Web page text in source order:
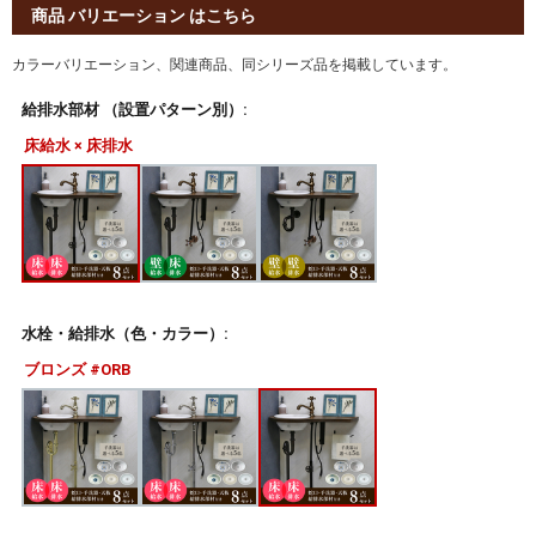
商品 バリエーション はこちら
カラーバリエーション、関連商品、同シリーズ品を掲載しています。
給排水部材 （設置パターン別）:
床給水 × 床排水
水栓・給排水（色・カラー）:
ブロンズ #ORB